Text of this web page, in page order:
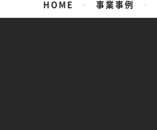
HOME - 事業事例 -